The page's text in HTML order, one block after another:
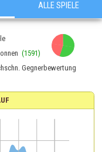
ALLE SPIELE
(1591)
Gegnerbewertung